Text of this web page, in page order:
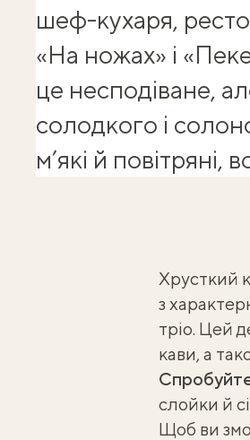
шеф-кухаря,
«На ножах» і
це несподіване,
солодкого і
м’які й
Хрусткий
з
тріо. Цей
кави, а
слойки й
Щоб ви